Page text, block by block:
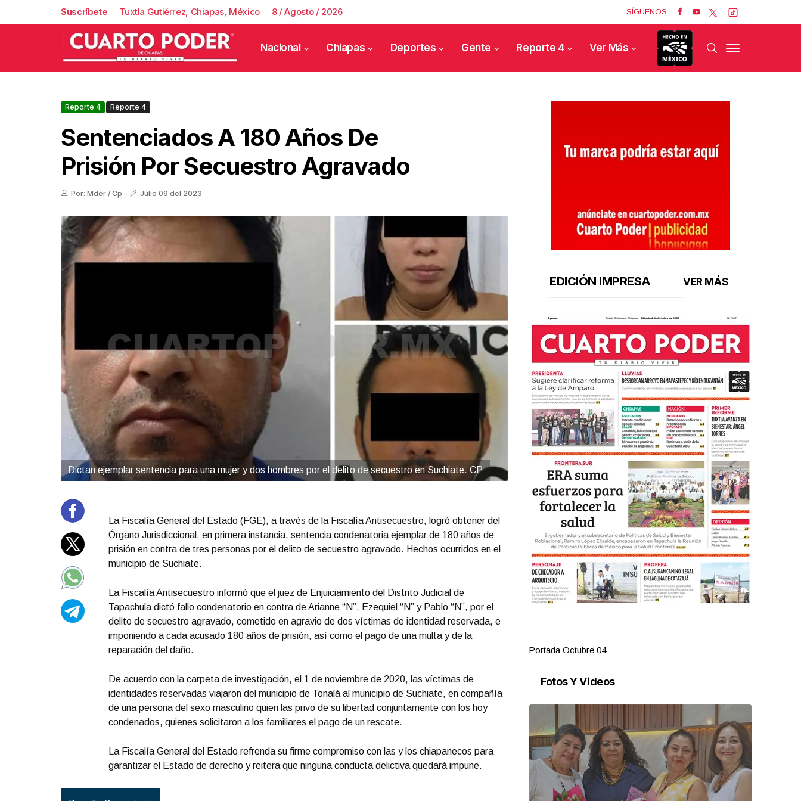
Suscríbete Tuxtla Gutiérrez, Chiapas, México 8 / Agosto / 2026 SÍGUENOS
Nacional Chiapas Deportes Gente Reporte 4 Ver Más
Reporte 4 Reporte 4
Sentenciados A 180 Años De
Prisión Por Secuestro Agravado
Por: Mder / Cp Julio 09 del 2023
Dictan ejemplar sentencia para una mujer y dos hombres por el delito de secuestro en Suchiate. CP
La Fiscalía General del Estado (FGE), a través de la Fiscalía Antisecuestro, logró obtener del
Órgano Jurisdiccional, en primera instancia, sentencia condenatoria ejemplar de 180 años de
prisión en contra de tres personas por el delito de secuestro agravado. Hechos ocurridos en el
municipio de Suchiate.
La Fiscalía Antisecuestro informó que el juez de Enjuiciamiento del Distrito Judicial de
Tapachula dictó fallo condenatorio en contra de Arianne “N”, Ezequiel “N” y Pablo “N”, por el
delito de secuestro agravado, cometido en agravio de dos víctimas de identidad reservada, e
imponiendo a cada acusado 180 años de prisión, así como el pago de una multa y de la
reparación del daño.
De acuerdo con la carpeta de investigación, el 1 de noviembre de 2020, las víctimas de
identidades reservadas viajaron del municipio de Tonalá al municipio de Suchiate, en compañía
de una persona del sexo masculino quien las privo de su libertad conjuntamente con los hoy
condenados, quienes solicitaron a los familiares el pago de un rescate.
La Fiscalía General del Estado refrenda su firme compromiso con las y los chiapanecos para
garantizar el Estado de derecho y reitera que ninguna conducta delictiva quedará impune.
EDICIÓN IMPRESA VER MÁS
Portada Octubre 04
Fotos Y Videos